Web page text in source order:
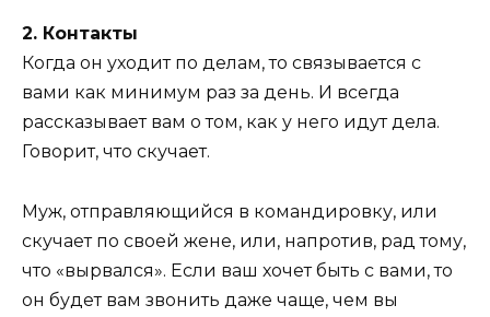
2. Контакты
Когда он уходит по делам, то связывается с
вами как минимум раз за день. И всегда
рассказывает вам о том, как у него идут дела.
Говорит, что скучает.
Муж, отправляющийся в командировку, или
скучает по своей жене, или, напротив, рад тому,
что «вырвался». Если ваш хочет быть с вами, то
он будет вам звонить даже чаще, чем вы